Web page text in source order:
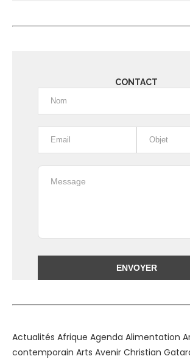
CONTACT
Actualités Afrique Agenda Alimentation
contemporain Arts Avenir Christian